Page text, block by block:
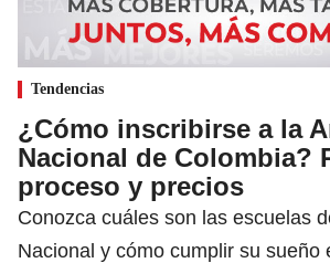
Tendencias
¿Cómo inscribirse a la
Nacional de Colombia?
proceso y precios
Conozca cuáles son las escuelas
Nacional y cómo cumplir su sueño